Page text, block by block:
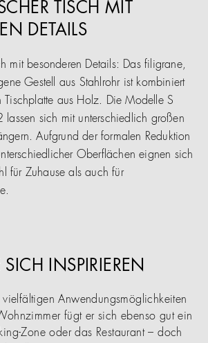
TISCH MIT
DETAILS
mit besonderen Details: Das filigrane,
Gestell aus Stahlrohr ist kombiniert
Tischplatte aus Holz. Die Modelle S
sich mit unterschiedlich großen
Aufgrund der formalen Reduktion
Oberflächen eignen sich
für Zuhause als auch für
SICH INSPIRIEREN
Anwendungsmöglichkeiten
fügt er sich ebenso gut ein
Zone oder das Restaurant – doch